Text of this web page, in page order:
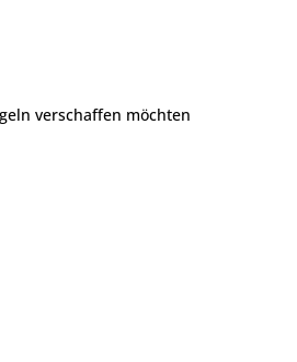
verschaffen möchten